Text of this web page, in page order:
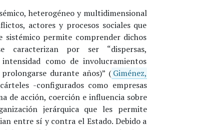
heterogéneo y multidimensional
actores y procesos sociales que
sistémico permite comprender dichos
caracterizan por ser “dispersas,
como de involucramientos
durante años)” ( Giménez,
-configurados como empresas
de acción, coerción e influencia sobre
jerárquica que les permite
entre sí y contra el Estado. Debido a